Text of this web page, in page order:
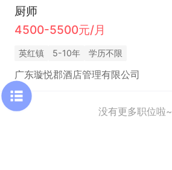
厨师
4500-5500元/月
英红镇 5-10年 学历不限
广东璇悦郡酒店管理有限公司
没有更多职位啦~